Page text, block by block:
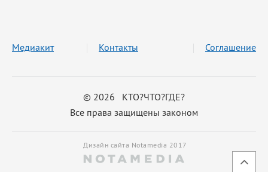
© 2026 КТО?ЧТО?ГДЕ?
Все права защищены законом
Медиакит Контакты Соглашение
Дизайн сайта Notamedia 2017